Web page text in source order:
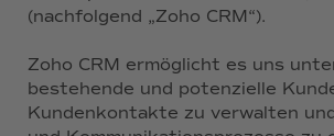
(nachfolgend „Zoho CRM“).
Zoho CRM ermöglicht es uns
bestehende und potenzielle
Kundenkontakte zu verwalten